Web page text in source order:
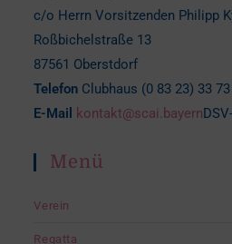
c/o Herrn Vorsitzenden Philipp
Roßbichelstraße 13
87561 Oberstdorf
Telefon Clubhaus (0 83 23) 33 73
E-Mail
kontakt@scai.bayern
Menü
Verein
Regatta